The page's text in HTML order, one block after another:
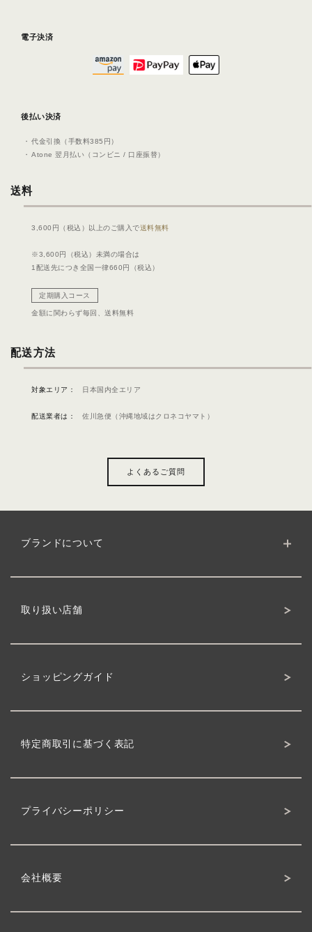
電子決済
後払い決済
代⾦引換（⼿数料385円）
Atone 翌⽉払い（コンビニ / ⼝座振替）
送料
3,600円（税込）以上のご購入で送料無料
※3,600円（税込）未満の場合は
1配送先につき全国一律660円（税込）
定期購入コース
金額に関わらず毎回、 送料無料
配送方法
対象エリア： 日本国内全エリア
配送業者は： 佐川急便（沖縄地域はクロネコヤマト）
よくあるご質問
ブランドについて
取り扱い店舗
ショッピングガイド
特定商取引に基づく表記
プライバシーポリシー
会社概要